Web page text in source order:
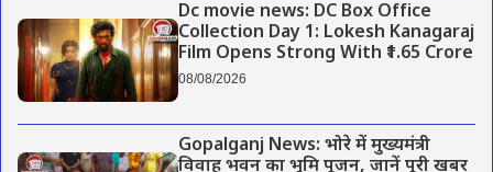
Dc movie news: DC Box Office
Collection Day 1: Lokesh Kanagaraj
Film Opens Strong With ₹1.65 Crore
08/08/2026
Gopalganj News: भोरे में मुख्यमंत्री
विवाह भवन का भूमि पूजन, जानें पूरी खबर